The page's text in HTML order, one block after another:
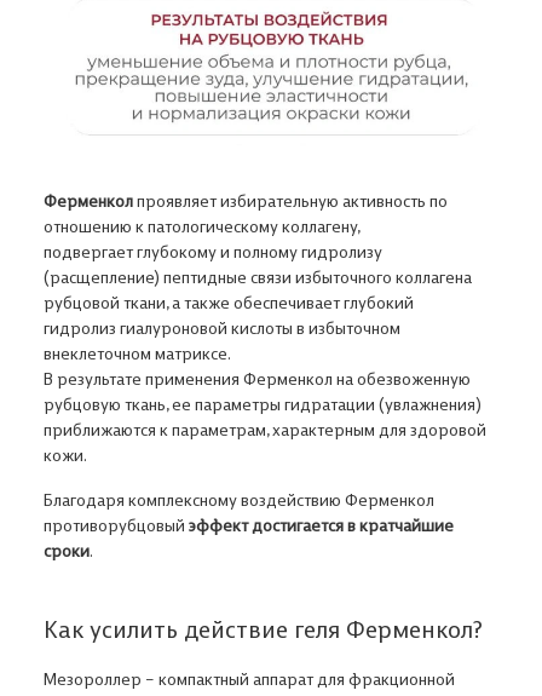
Ферменколпроявляет избирательную активность по
отношению к патологическому коллагену,
подвергает глубокому и полному гидролизу
(расщепление) пептидные связи избыточного коллагена
рубцовой ткани, а также обеспечивает глубокий
гидролиз гиалуроновой кислоты в избыточном
внеклеточном матриксе.
В результате применения Ферменкол на обезвоженную
рубцовую ткань, ее параметры гидратации (увлажнения)
приближаются к параметрам, характерным для здоровой
кожи.
Благодаря комплексному воздействию Ферменкол
противорубцовый эффект достигается в кратчайшие
сроки.
Как усилить действие геля Ферменкол?
Мезороллер – компактный аппарат для фракционной
В корзине ничего нет
Корзину